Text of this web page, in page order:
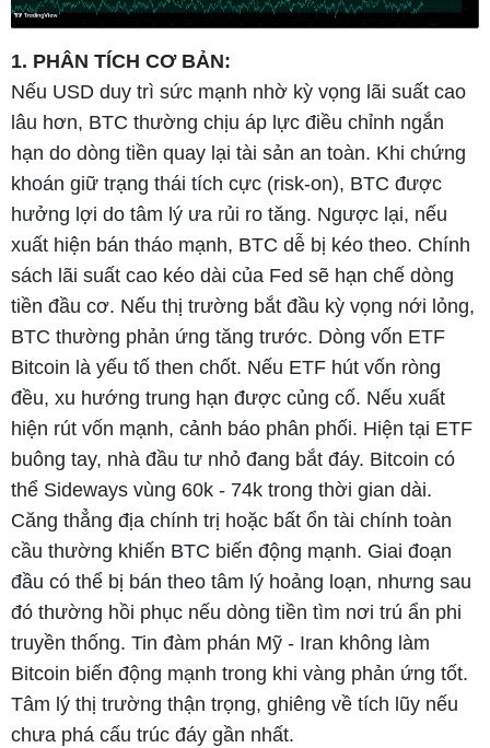
1. PHÂN TÍCH CƠ BẢN:
Nếu USD duy trì sức mạnh nhờ kỳ vọng lãi suất cao
lâu hơn, BTC thường chịu áp lực điều chỉnh ngắn
hạn do dòng tiền quay lại tài sản an toàn. Khi chứng
khoán giữ trạng thái tích cực (risk-on), BTC được
hưởng lợi do tâm lý ưa rủi ro tăng. Ngược lại, nếu
xuất hiện bán tháo mạnh, BTC dễ bị kéo theo. Chính
sách lãi suất cao kéo dài của Fed sẽ hạn chế dòng
tiền đầu cơ. Nếu thị trường bắt đầu kỳ vọng nới lỏng,
BTC thường phản ứng tăng trước. Dòng vốn ETF
Bitcoin là yếu tố then chốt. Nếu ETF hút vốn ròng
đều, xu hướng trung hạn được củng cố. Nếu xuất
hiện rút vốn mạnh, cảnh báo phân phối. Hiện tại ETF
buông tay, nhà đầu tư nhỏ đang bắt đáy. Bitcoin có
thể Sideways vùng 60k - 74k trong thời gian dài.
Căng thẳng địa chính trị hoặc bất ổn tài chính toàn
cầu thường khiến BTC biến động mạnh. Giai đoạn
đầu có thể bị bán theo tâm lý hoảng loạn, nhưng sau
đó thường hồi phục nếu dòng tiền tìm nơi trú ẩn phi
truyền thống. Tin đàm phán Mỹ - Iran không làm
Bitcoin biến động mạnh trong khi vàng phản ứng tốt.
Tâm lý thị trường thận trọng, ghiêng về tích lũy nếu
chưa phá cấu trúc đáy gần nhất.